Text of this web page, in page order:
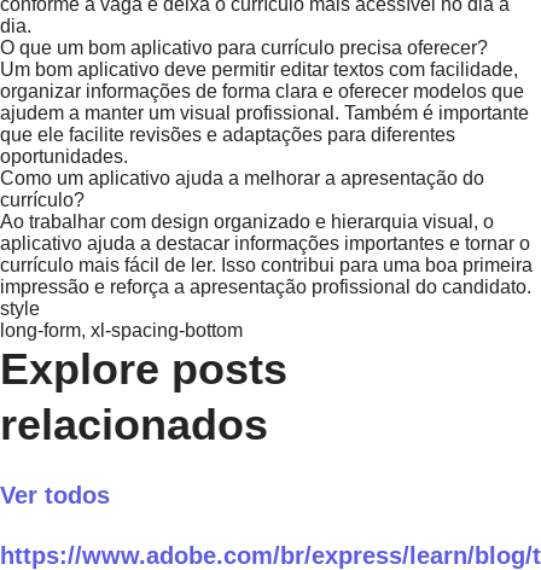
dia.
O que um bom aplicativo para currículo precisa oferecer?
Um bom aplicativo deve permitir editar textos com facilidade,
organizar informações de forma clara e oferecer modelos que
ajudem a manter um visual profissional. Também é importante
que ele facilite revisões e adaptações para diferentes
oportunidades.
Como um aplicativo ajuda a melhorar a apresentação do
currículo?
Ao trabalhar com design organizado e hierarquia visual, o
aplicativo ajuda a destacar informações importantes e tornar o
currículo mais fácil de ler. Isso contribui para uma boa primeira
impressão e reforça a apresentação profissional do candidato.
style
long-form, xl-spacing-bottom
Explore posts
relacionados
Ver todos
https://www.adobe.com/br/express/learn/blog/t